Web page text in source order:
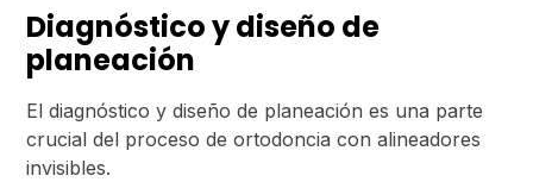
Diagnóstico y diseño de
planeación
El diagnóstico y diseño de planeación es una parte
crucial del proceso de ortodoncia con alineadores
invisibles.